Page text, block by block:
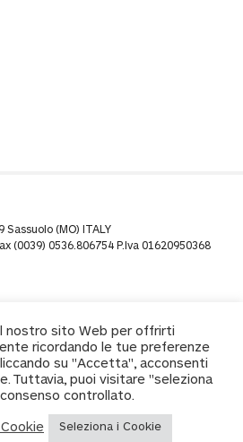
Sassuolo (MO) ITALY
(0039) 0536.806754 P.Iva 01620950368
nostro sito Web per offrirti
ricordando le tue preferenze
su "Accetta", acconsenti
Tuttavia, puoi visitare "seleziona
controllato.
Seleziona i Cookie